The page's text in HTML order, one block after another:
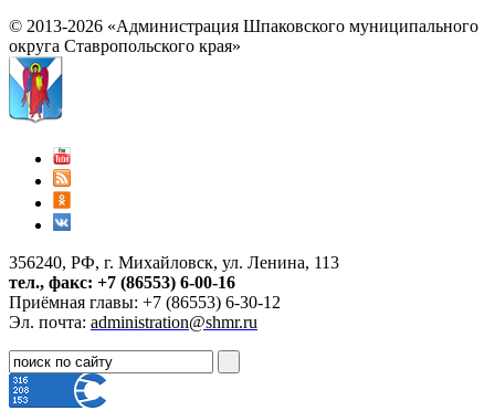
© 2013-2026 «Администрация Шпаковского муниципального
округа Ставропольского края»
356240, РФ, г. Михайловск, ул. Ленина, 113
тел., факс: +7 (86553) 6-00-16
Приёмная главы: +7 (86553) 6-30-12
Эл. почта: administration@shmr.ru